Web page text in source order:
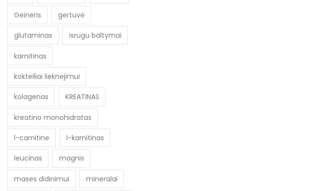
Geineris gertuvė
glutaminas isrugu baltymai
karnitinas
kokteiliai lieknejimui
kolagenas KREATINAS
kreatino monohidratas
l-carnitine l-karnitinas
leucinas magnis
mases didinimui mineralai